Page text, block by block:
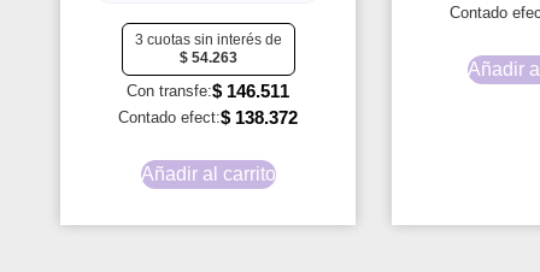
3 cuotas sin interés de
$54.263
Con transfe:$ 146.511
Contado efect:$ 138.372
Añadir al carrito
Contado
Añadir